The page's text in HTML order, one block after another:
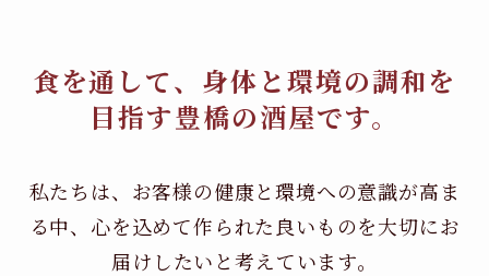
食を通して、身体と環境の調和を
目指す豊橋の酒屋です。
私たちは、お客様の健康と環境への意識が高ま
る中、 心を込めて作られた良いものを大切にお
届けしたいと考えています。